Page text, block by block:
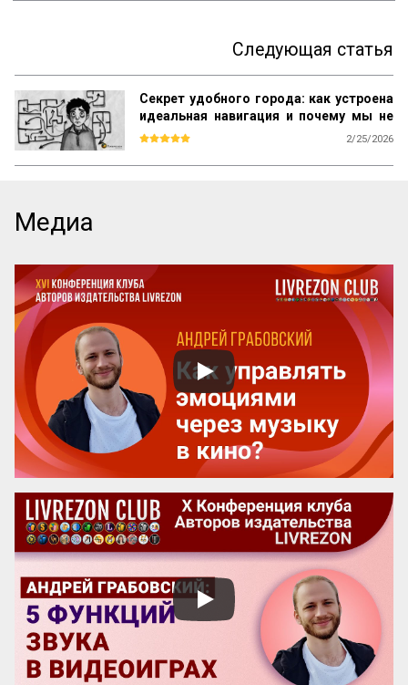
Следующая статья
Секрет удобного города: как устроена
идеальная навигация и почему мы не
теряемся в Манхэттене, но блуждаем в
2/25/2026
Кристофер Александер, архитектор и
автор культового «Языка шаблонов»,
вывел формулу идеальной навигации.
Его вывод прост и неожидан: любой
удобный город или комплекс работает
как русская матрешка (или как
Оксфордский колледж).
Человек, который ищет адрес А, сможет
Медиа